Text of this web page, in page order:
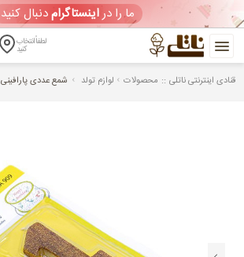
ما را دراینستاگرامدنبال کنید
لطفاً انتخاب
کنید
خرید
قنادی اینترنتی ناتلی :: محصولات لوازم تولد شمع عددی پارافینی J110